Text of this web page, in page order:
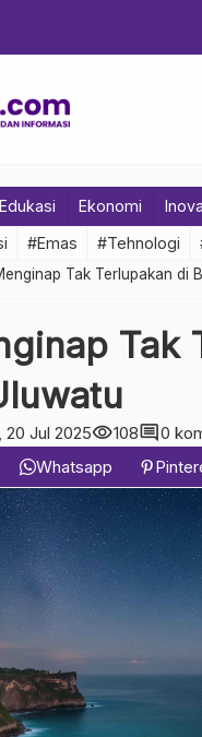
Edukasi Ekonomi
#Emas #Tehnologi
Tak Terlupakan di
Tak
20 Jul 2025visibility108comment0
Whatsapp